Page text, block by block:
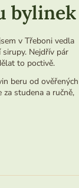
bylinek
v Třeboni vedla
Nejdřív pár
to poctivě.
beru od ověřených
za studena a ručně,